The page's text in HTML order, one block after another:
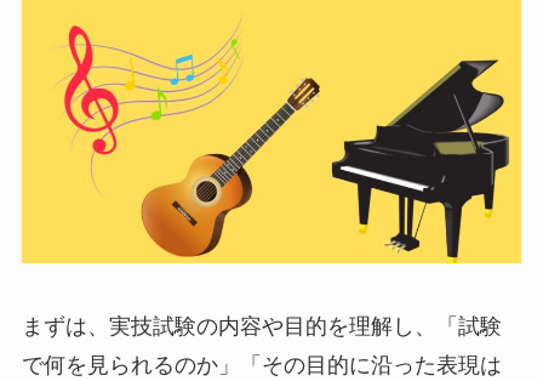
まずは、実技試験の内容や目的を理解し、「試験
で何を見られるのか」「その目的に沿った表現は